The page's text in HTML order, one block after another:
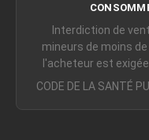
Interdiction de
mineurs de moins
l'acheteur est
CODE DE LA SANTÉ